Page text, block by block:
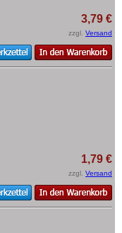
3,79 €
zzgl. Versand
1,79 €
zzgl. Versand